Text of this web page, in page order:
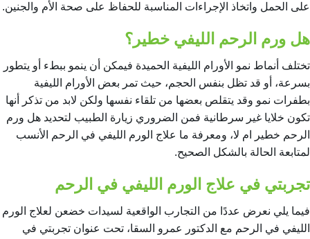
على الحمل واتخاذ الإجراءات المناسبة للحفاظ على صحة الأم والجنين.
هل ورم الرحم الليفي خطير؟
تختلف أنماط نمو الأورام الليفية الحميدة فيمكن أن ينمو ببطء أو يتطور
بسرعة، أو قد تظل بنفس الحجم، حيث تمر بعض الأورام الليفية
بطفرات نمو وقد يتقلص بعضها من تلقاء نفسها ولكن لابد من تذكر أنها
تكون خلايا غير سرطانية فمن الضروري زيارة الطبيب لتحديد هل ورم
الرحم خطير ام لا، ومعرفة ما علاج الورم الليفي في الرحم
الأنسب
لمتابعة الحالة بالشكل الصحيح.
تجربتي في علاج الورم الليفي في الرحم
فيما يلي نعرض عددًا من التجارب الواقعية لسيدات خضعن لعلاج الورم
الليفي في الرحم مع الدكتور عمرو السقا، تحت عنوان تجربتي في